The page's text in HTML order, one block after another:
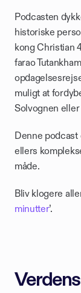
Podcasten
historiske
kong Christian
farao
muligt at
Solvognen
Denne podcast
ellers
måde.
Bliv klogere
minutter’.